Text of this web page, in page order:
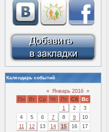
Календарь событий
« Январь 2016 »
Пн
Вт Ср Чт Пт Сб
Вс
1
2
3
4
5 6 7 8 9
10
11
12 13 14 15 16
17